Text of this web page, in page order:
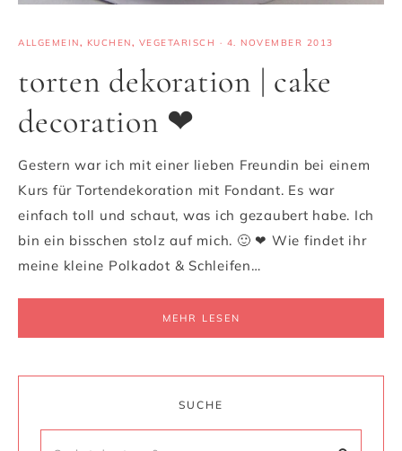
ALLGEMEIN, KUCHEN, VEGETARISCH · 4. NOVEMBER 2013
torten dekoration | cake
decoration ❤
Gestern war ich mit einer lieben Freundin bei einem
Kurs für Tortendekoration mit Fondant. Es war
einfach toll und schaut, was ich gezaubert habe. Ich
bin ein bisschen stolz auf mich. 🙂 ❤ Wie findet ihr
meine kleine Polkadot & Schleifen…
MEHR LESEN
SUCHE